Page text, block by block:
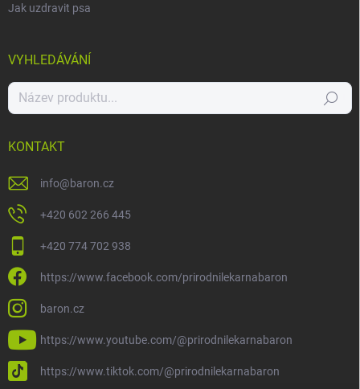
Jak uzdravit psa
VYHLEDÁVÁNÍ
Hledat
KONTAKT
info@baron.cz
+420 602 266 445
+420 774 702 938
https://www.facebook.com/prirodnilekarnabaron
baron.cz
https://www.youtube.com/@prirodnilekarnabaron
https://www.tiktok.com/@prirodnilekarnabaron